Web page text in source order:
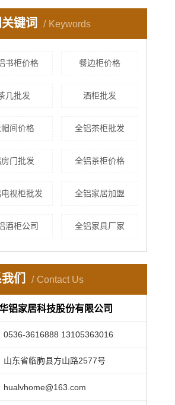
键词 Keywords
书柜价格 餐边柜价格
几批发 酒柜批发
间价格 全铝茶柜批发
门批发 全铝茶柜价格
视柜批发 全铝家居加盟
酒柜公司 全铝家具厂家
们 Contact Us
铝家居科技股份有限公司
0536-3616888 13105363016
山东省临朐县方山路2577号
hualvhome@163.com